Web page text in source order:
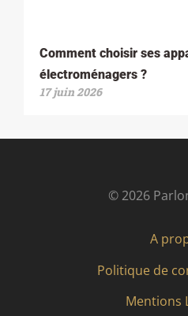
Comment choisir ses
électroménagers ?
17 juin 2026
© 2026
A
Politique de
Mentions